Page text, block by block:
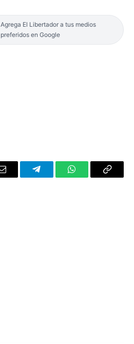
Agrega El Libertador a tus medios
preferidos en Google
Email TelegramWhatsAppCopy